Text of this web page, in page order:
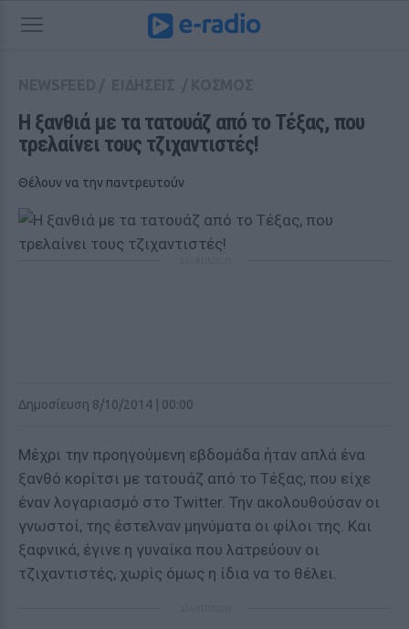
H ξανθιά με τα τατουάζ από το Τέξας, που
τρελαίνει τους τζιχαντιστές!
Θέλουν να την παντρευτούν
Δημοσίευση 8/10/2014 | 00:00
Μέχρι την προηγούμενη εβδομάδα ήταν απλά ένα
ξανθό κορίτσι με τατουάζ από το Τέξας, που είχε
έναν λογαριασμό στο Twitter. Την ακολουθούσαν οι
γνωστοί, της έστελναν μηνύματα οι φίλοι της. Και
ξαφνικά, έγινε η γυναίκα που λατρεύουν οι
τζιχαντιστές, χωρίς όμως η ίδια να το θέλει.